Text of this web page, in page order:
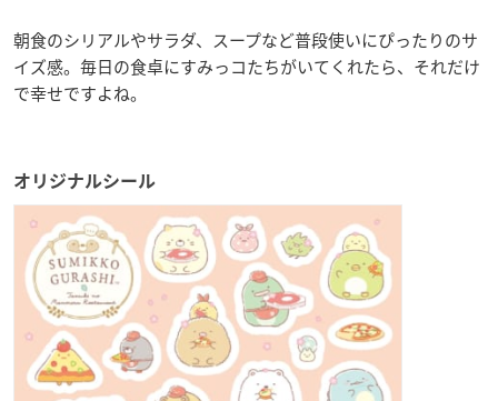
朝食のシリアルやサラダ、スープなど普段使いにぴったりのサ
イズ感。毎日の食卓にすみっコたちがいてくれたら、それだけ
で幸せですよね。
オリジナルシール